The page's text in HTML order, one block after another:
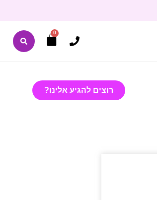
0
רוצים להגיע אלינו?